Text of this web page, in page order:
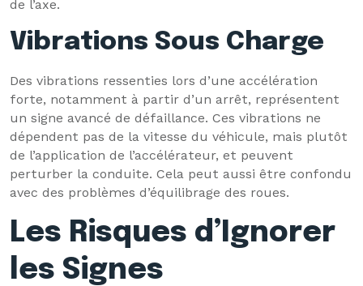
de l’axe.
Vibrations Sous Charge
Des vibrations ressenties lors d’une accélération
forte, notamment à partir d’un arrêt, représentent
un signe avancé de défaillance. Ces vibrations ne
dépendent pas de la vitesse du véhicule, mais plutôt
de l’application de l’accélérateur, et peuvent
perturber la conduite. Cela peut aussi être confondu
avec des problèmes d’équilibrage des roues.
Les Risques d’Ignorer
les Signes